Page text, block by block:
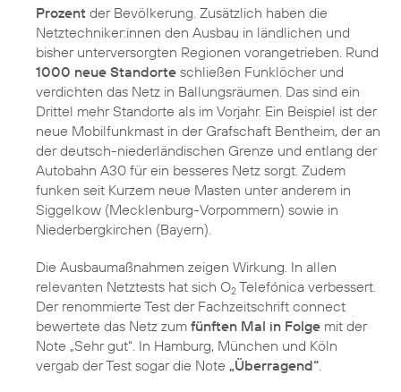
Prozent der Bevölkerung. Zusätzlich haben die
Netztechniker:innen den Ausbau in ländlichen und
bisher unterversorgten Regionen vorangetrieben. Rund
1000 neue Standorte schließen Funklöcher und
verdichten das Netz in Ballungsräumen. Das sind ein
Drittel mehr Standorte als im Vorjahr. Ein Beispiel ist der
neue Mobilfunkmast in der Grafschaft Bentheim, der an
der deutsch-niederländischen Grenze und entlang der
Autobahn A30 für ein besseres Netz sorgt. Zudem
funken seit Kurzem neue Masten unter anderem in
Siggelkow (Mecklenburg-Vorpommern) sowie in
Niederbergkirchen (Bayern).
Die Ausbaumaßnahmen zeigen Wirkung. In allen
relevanten Netztests hat sich O2 Telefónica verbessert.
Der renommierte Test der Fachzeitschrift connect
bewertete das Netz zum fünften Mal in Folge mit der
Note „Sehr gut“. In Hamburg, München und Köln
vergab der Test sogar die Note „Überragend“.